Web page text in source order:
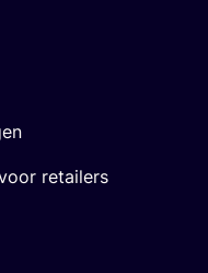
retailers